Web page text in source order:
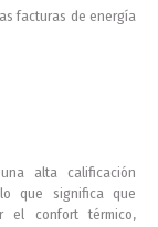
facturas de energía
alta calificación
que significa que
el confort térmico,